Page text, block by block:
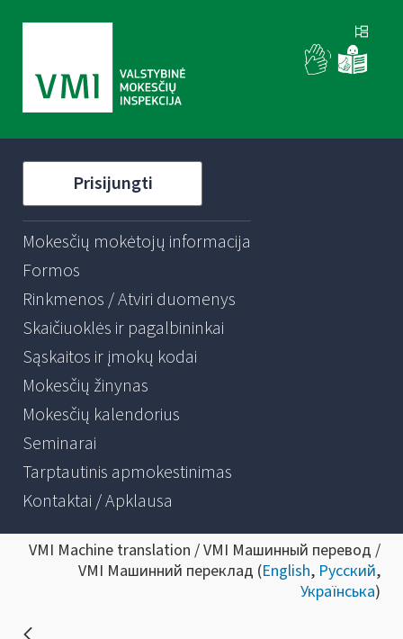
Prisijungti
Mokesčių mokėtojų informacija
Formos
Rinkmenos / Atviri duomenys
Skaičiuoklės ir pagalbininkai
Sąskaitos ir įmokų kodai
Mokesčių žinynas
Mokesčių kalendorius
Seminarai
Tarptautinis apmokestinimas
Kontaktai / Apklausa
VMI Machine translation / VMI Машинный перевод /
VMI Машинний переклад (English, Русский,
Українська)